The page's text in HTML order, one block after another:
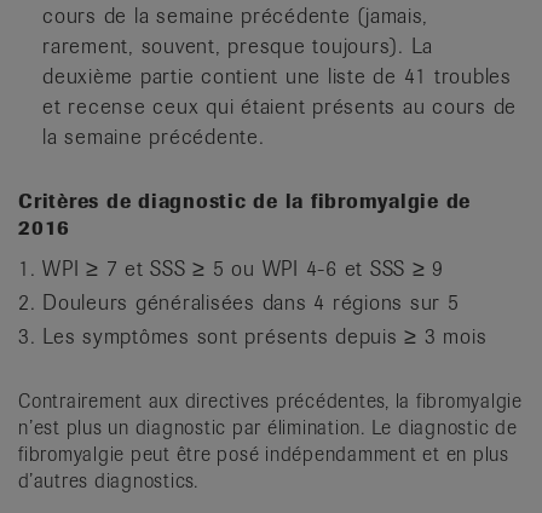
cours de la semaine précédente (jamais,
rarement, souvent, presque toujours). La
deuxième partie contient une liste de 41 troubles
et recense ceux qui étaient présents au cours de
la semaine précédente.
Critères de diagnostic de la fibromyalgie de
2016
WPI ≥ 7 et SSS ≥ 5 ou WPI 4-6 et SSS ≥ 9
Douleurs généralisées dans 4 régions sur 5
Les symptômes sont présents depuis ≥ 3 mois
Contrairement aux directives précédentes, la fibromyalgie
n’est plus un diagnostic par élimination. Le diagnostic de
fibromyalgie peut être posé indépendamment et en plus
d’autres diagnostics.